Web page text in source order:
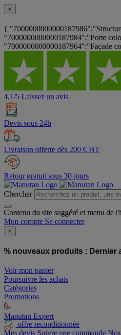
×
{
"7000000000000187984":"Porte
"7000000000000187964":"Façade
4,1/5 Laissez un avis
Devis sous 24h
Livraison offerte dès 200 € HT
Retour gratuit sous 30 jours
Chercher
Contenu du site suggéré et menu de
Mon compte Se connecter
×
% nouveaux produits : Dernier
Voir mon panier
Poursuivre les achats
Catégories
Promotions
Manutan Expert
offre reconditionnée
Mes devis Suivre une commande